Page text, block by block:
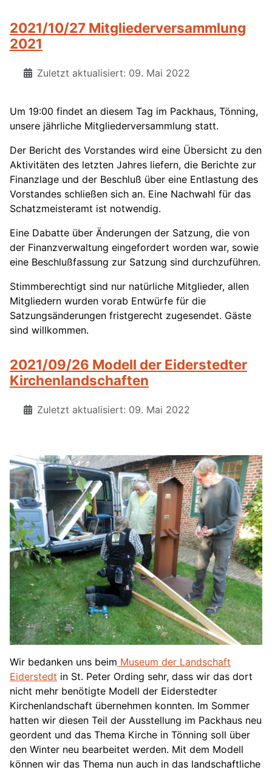
2021/10/27 Mitgliederversammlung
2021
Zuletzt aktualisiert: 09. Mai 2022
Um 19:00 findet an diesem Tag im Packhaus, Tönning,
unsere jährliche Mitgliederversammlung statt.
Der Bericht des Vorstandes wird eine Übersicht zu den
Aktivitäten des letzten Jahres liefern, die Berichte zur
Finanzlage und der Beschluß über eine Entlastung des
Vorstandes schließen sich an. Eine Nachwahl für das
Schatzmeisteramt ist notwendig.
Eine Dabatte über Änderungen der Satzung, die von
der Finanzverwaltung eingefordert worden war, sowie
eine Beschlußfassung zur Satzung sind durchzuführen.
Stimmberechtigt sind nur natürliche Mitglieder, allen
Mitgliedern wurden vorab Entwürfe für die
Satzungsänderungen fristgerecht zugesendet. Gäste
sind willkommen.
2021/09/26 Modell der Eiderstedter
Kirchenlandschaften
Zuletzt aktualisiert: 09. Mai 2022
Wir bedanken uns beim Museum der Landschaft
Eiderstedt in St. Peter Ording sehr, dass wir das dort
nicht mehr benötigte Modell der Eiderstedter
Kirchenlandschaft übernehmen konnten. Im Sommer
hatten wir diesen Teil der Ausstellung im Packhaus neu
geordent und das Thema Kirche in Tönning soll über
den Winter neu bearbeitet werden. Mit dem Modell
können wir das Thema nun auch in das landschaftliche